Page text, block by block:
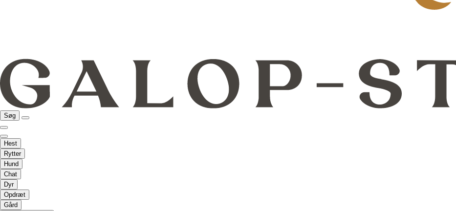
Søg
Hest
Rytter
Hund
Chat
Dyr
Opdræt
Gård